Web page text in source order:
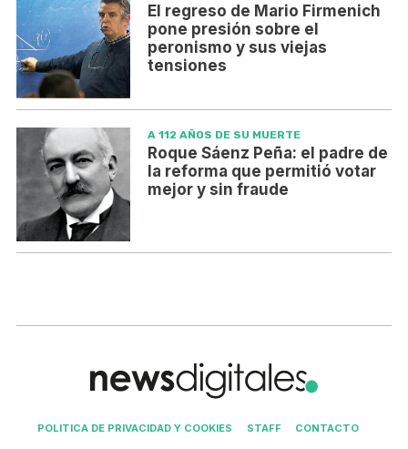
El regreso de Mario Firmenich
pone presión sobre el
peronismo y sus viejas
tensiones
A 112 AÑOS DE SU MUERTE
Roque Sáenz Peña: el padre de
la reforma que permitió votar
mejor y sin fraude
POLITICA DE PRIVACIDAD Y COOKIES STAFF CONTACTO